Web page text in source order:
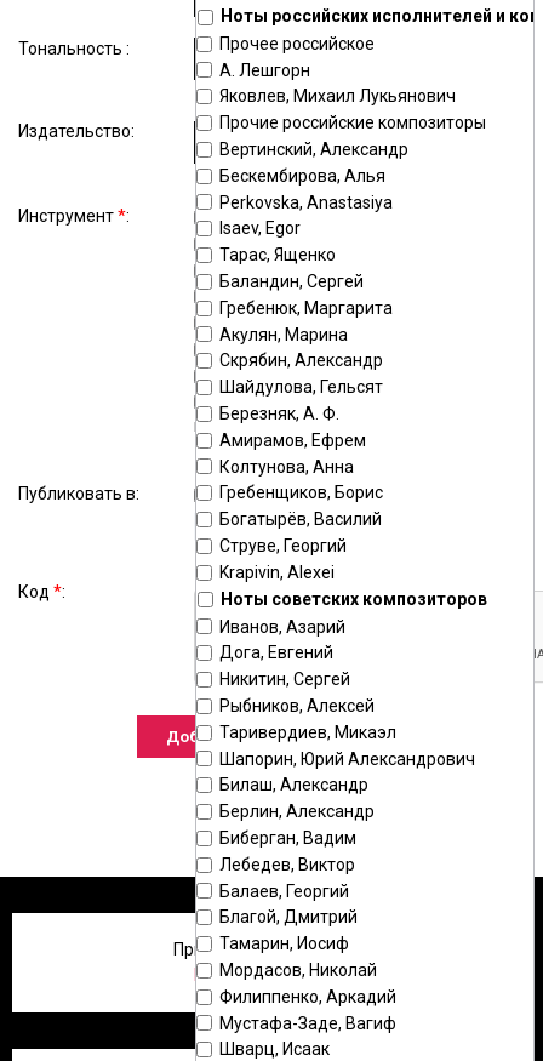
Ноты российских исполнителей и
Прочее российское
А. Лешгорн
Яковлев, Михаил Лукьянович
Прочие российские композиторы
Вертинский, Александр
Бескембирова, Алья
Perkovska, Anastasiya
Isaev, Egor
Тарас, Ященко
Баландин, Сергей
Гребенюк, Маргарита
Акулян, Марина
Скрябин, Александр
Шайдулова, Гельсят
Березняк, А. Ф.
Амирамов, Ефрем
Колтунова, Анна
Гребенщиков, Борис
Богатырёв, Василий
Струве, Георгий
Krapivin, Alexei
Ноты советских композиторов
Иванов, Азарий
Дога, Евгений
Никитин, Сергей
Рыбников, Алексей
Таривердиев, Микаэл
Шапорин, Юрий Александрович
Билаш, Александр
Берлин, Александр
Биберган, Вадим
Лебедев, Виктор
Балаев, Георгий
Благой, Дмитрий
Тамарин, Иосиф
Мордасов, Николай
Филиппенко, Аркадий
Мустафа-Заде, Вагиф
Шварц, Исаак
Тональность :
Издательство:
Инструмент*: фортепиано
гитара
голос
скрипка
аккордеон
оркестр
домра
домра малая
балалайка
прима
бас
виолончель
хор
гармонь
саксофон альт
труба
Публиковать в:
Код *:
Приветствую Вас,Гость
Регистрация| Вход